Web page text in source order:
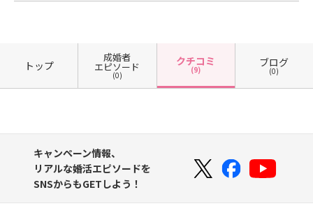
トップ
成婚者
エピソード
(0)
クチコミ
(9)
ブログ
(0)
キャンペーン情報、
リアルな婚活エピソードを
SNSからもGETしよう！